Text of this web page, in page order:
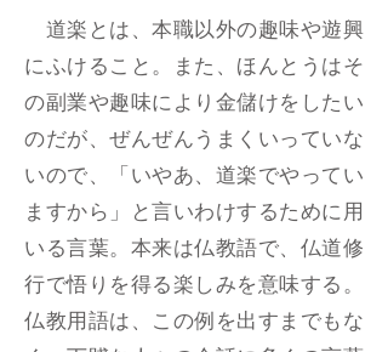
道楽とは、本職以外の趣味や遊興
にふけること。また、ほんとうはそ
の副業や趣味により金儲けをしたい
のだが、ぜんぜんうまくいっていな
いので、「いやあ、道楽でやってい
ますから」と言いわけするために用
いる言葉。本来は仏教語で、仏道修
行で悟りを得る楽しみを意味する。
仏教用語は、この例を出すまでもな